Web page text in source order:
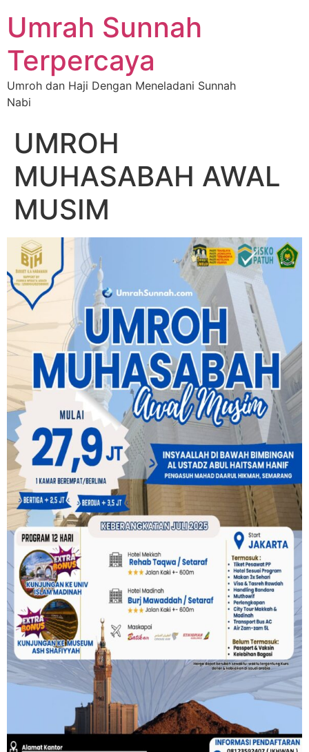
Umrah Sunnah
Terpercaya
Umroh dan Haji Dengan Meneladani Sunnah
Nabi
UMROH
MUHASABAH AWAL
MUSIM